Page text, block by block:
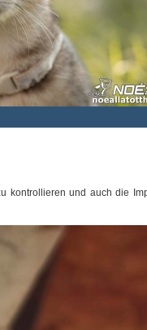
kontrollieren und auch die